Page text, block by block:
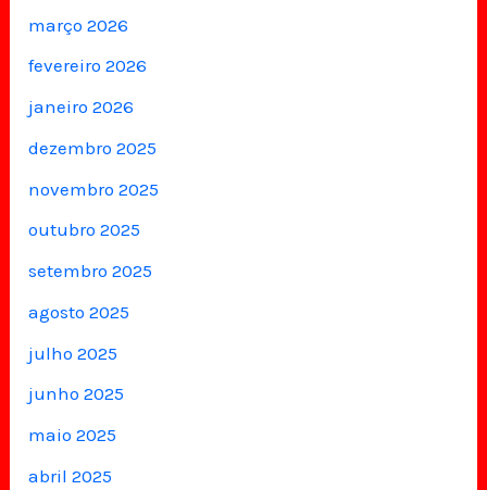
março 2026
fevereiro 2026
janeiro 2026
dezembro 2025
novembro 2025
outubro 2025
setembro 2025
agosto 2025
julho 2025
junho 2025
maio 2025
abril 2025